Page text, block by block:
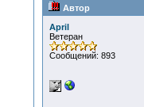
Автор
April
Ветеран
Сообщений: 893